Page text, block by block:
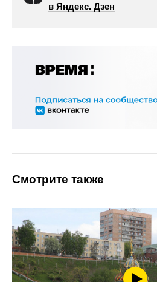
в Яндекс. Дзен
Смотрите также